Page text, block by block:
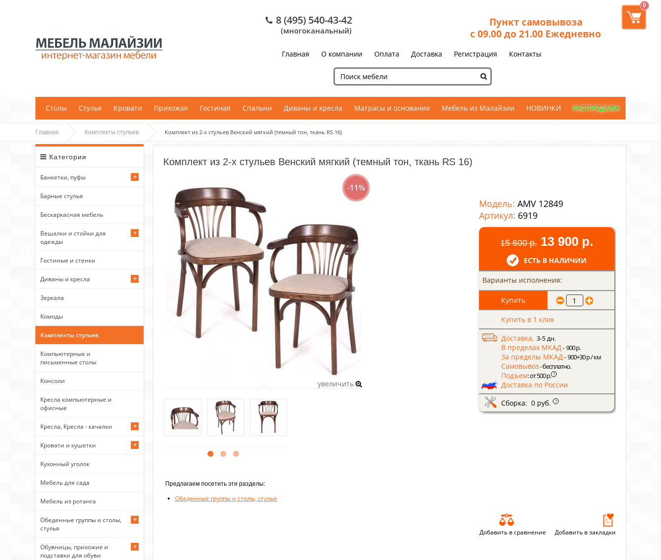
0
8 (495) 540-43-42
(многоканальный)
Пункт самовывоза
с 09.00 до 21.00 Ежедневно
Главная О компании Оплата Доставка Регистрация Контакты
Столы Стулья Кровати Прихожая Гостиная Спальни Диваны и кресла Матрасы и основания Мебель из Малайзии НОВИНКИ РАСПРОДАЖА
Главная Комплекты стульев Комплект из 2-х стульев Венский мягкий (темный тон, ткань RS 16)
Категории
Банкетки, пуфы
Барные стулья
Бескаркасная мебель
Вешалки и стойки для
одежды
Гостиные и стенки
Диваны и кресла
Зеркала
Комоды
Комплекты стульев
Компьютерные и
письменные столы
Консоли
Кресла компьютерные и
офисные
Кресла, Кресла - качалки
Кровати и кушетки
Кухонный уголок
Мебель для сада
Мебель из ротанга
Обеденные группы и столы,
стулья
Обувницы, прихожие и
подставки для обуви
Комплект из 2-х стульев Венский мягкий (темный тон, ткань RS 16)
-11%
увеличить
Предлагаем посетить эти разделы:
Обеденные группы и столы, стулья
Модель: AMV 12849
Артикул: 6919
15 600 р. 13 900 р.
ЕСТЬ В НАЛИЧИИ
Варианты исполнения:
Купить в 1 клик
Доставка, 3-5 дн.
В пределах МКАД- 900 р.
За пределы МКАД- 900+30 р / км
Самовывоз- бесплатно.
Подъем: от 500 р. ?
Доставка по России
Сборка: 0 руб.
?
Добавить в сравнение Добавить в закладки